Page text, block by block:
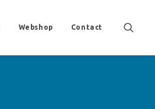
Webshop Contact